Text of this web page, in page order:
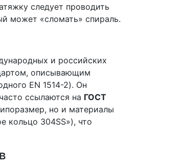
следует проводить
может «сломать» спираль.
и российских
описывающим
EN 1514-2). Он
ссылаются на ГОСТ
но и материалы
кольцо 304SS»), что